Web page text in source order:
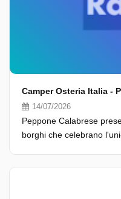
Camper Osteria Italia -
14/07/2026
Peppone Calabrese
borghi che celebrano